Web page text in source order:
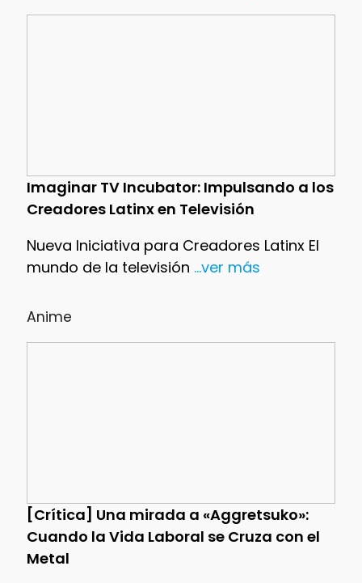
Imaginar TV Incubator: Impulsando a los
Creadores Latinx en Televisión
Nueva Iniciativa para Creadores Latinx El
mundo de la televisión ...ver más
Anime
[Crítica] Una mirada a «Aggretsuko»:
Cuando la Vida Laboral se Cruza con el
Metal